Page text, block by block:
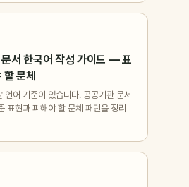
문서 한국어 작성 가이드 — 표
문체
언어 기준이 있습니다. 공공기관 문서
표현과 피해야 할 문체 패턴을 정리